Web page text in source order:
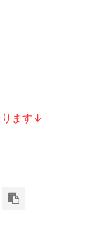
ります↓